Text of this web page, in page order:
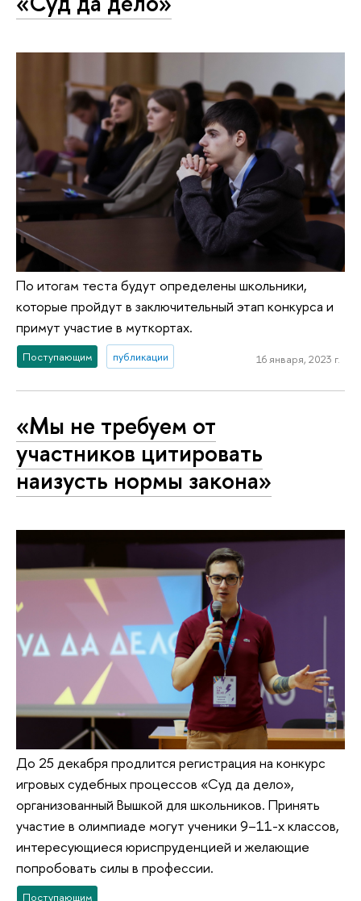
По итогам теста будут определены школьники,
которые пройдут в заключительный этап конкурса и
примут участие в муткортах.
Поступающим публикации 16 января, 2023 г.
«Мы не требуем от
участников цитировать
наизусть нормы закона»
До 25 декабря продлится регистрация на конкурс
игровых судебных процессов «Суд да дело»,
организованный Вышкой для школьников. Принять
участие в олимпиаде могут ученики 9–11-х классов,
интересующиеся юриспруденцией и желающие
попробовать силы в профессии.
Поступающим